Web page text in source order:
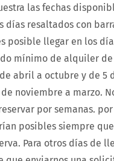
las fechas
días resaltados con
posible llegar en los
mínimo de alquiler de
abril a octubre y de 5
noviembre a marzo.
por semanas.
posibles siempre
Para otros días de